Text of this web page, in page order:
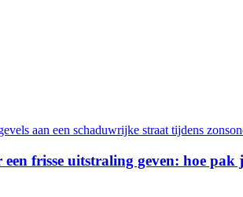
frisse uitstraling geven: hoe pak